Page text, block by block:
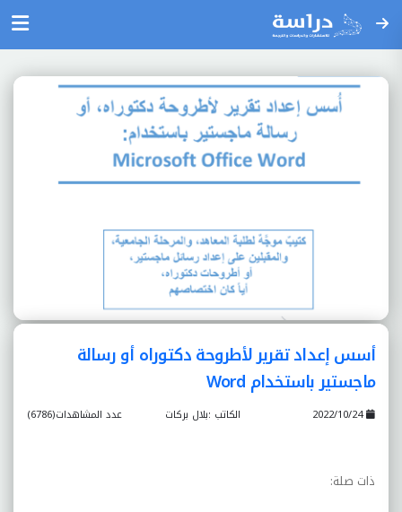
أسس إعداد تقرير لأطروحة دكتوراه أو رسالة
ماجستير باستخدام Word
2022/10/24 عدد المشاهدات(6786) الكاتب :بلال بركات
ذات صلة: